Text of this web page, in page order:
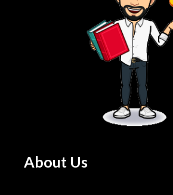
About Us